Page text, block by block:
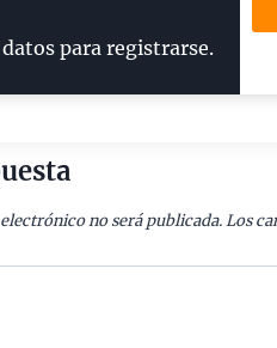
para registrarse.
no será publicada. Los